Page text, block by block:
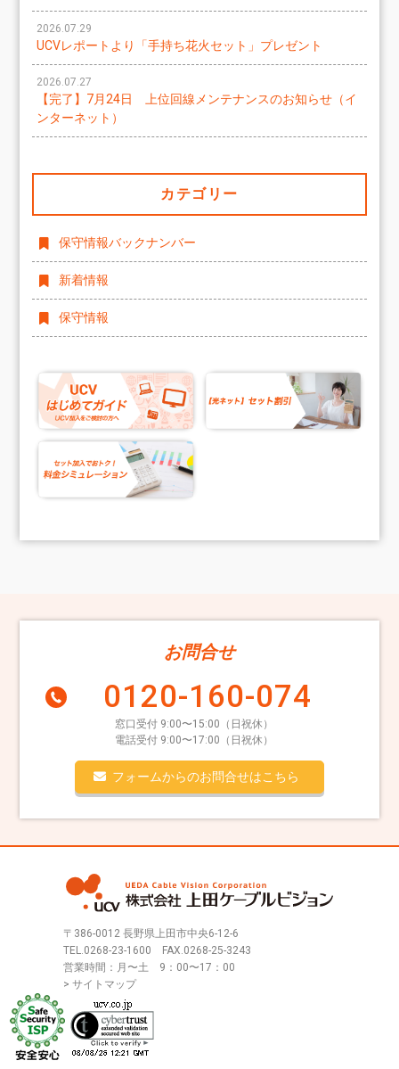
2026.07.29
UCVレポートより「手持ち花火セット」プレゼント
2026.07.27
【完了】7月24日 上位回線メンテナンスのお知らせ（イ
ンターネット）
カテゴリー
保守情報バックナンバー
新着情報
保守情報
お問合せ
0120-160-074
窓口受付 9:00〜15:00（日祝休）
電話受付 9:00〜17:00（日祝休）
フォームからのお問合せはこちら
〒386-0012 長野県上田市中央6-12-6
TEL.0268-23-1600 FAX.0268-25-3243
営業時間：月〜土 9：00〜17：00
> サイトマップ